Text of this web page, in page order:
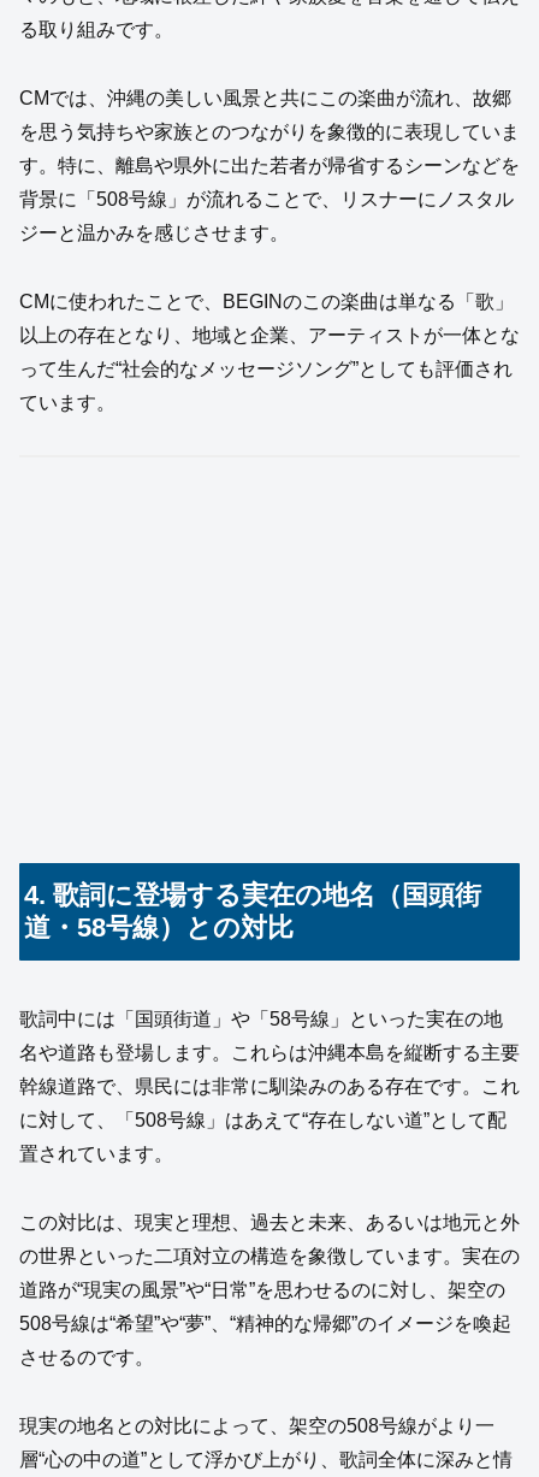
る取り組みです。
CMでは、沖縄の美しい風景と共にこの楽曲が流れ、故郷
を思う気持ちや家族とのつながりを象徴的に表現していま
す。特に、離島や県外に出た若者が帰省するシーンなどを
背景に「508号線」が流れることで、リスナーにノスタル
ジーと温かみを感じさせます。
CMに使われたことで、BEGINのこの楽曲は単なる「歌」
以上の存在となり、地域と企業、アーティストが一体とな
って生んだ“社会的なメッセージソング”としても評価され
ています。
4. 歌詞に登場する実在の地名（国頭街
道・58号線）との対比
歌詞中には「国頭街道」や「58号線」といった実在の地
名や道路も登場します。これらは沖縄本島を縦断する主要
幹線道路で、県民には非常に馴染みのある存在です。これ
に対して、「508号線」はあえて“存在しない道”として配
置されています。
この対比は、現実と理想、過去と未来、あるいは地元と外
の世界といった二項対立の構造を象徴しています。実在の
道路が“現実の風景”や“日常”を思わせるのに対し、架空の
508号線は“希望”や“夢”、“精神的な帰郷”のイメージを喚起
させるのです。
現実の地名との対比によって、架空の508号線がより一
層“心の中の道”として浮かび上がり、歌詞全体に深みと情